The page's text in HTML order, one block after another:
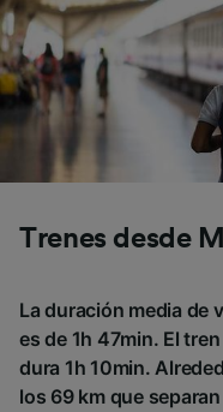
Trenes desde
La duración media de
es de 1h 47min. El
dura 1h 10min.
los 69 km que